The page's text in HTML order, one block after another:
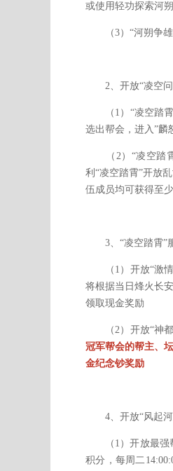
或使用轻功探索河
（3）“河朔争雄”
2、开放“凌空问
（1）“凌空踏霄”
选出帮会，进入”麟
（2）“凌空踏霄”
利“凌空踏霄”开放
伍成员均可获得至
3、“凌空踏霄”服
（1）开放“激情
将根据当日烽火长
领取现金奖励
（2）开放“神都
冠军帮会的帮主、
金纪念钞奖励
4、开放“风起河
（1）开放最强
积分，每周二